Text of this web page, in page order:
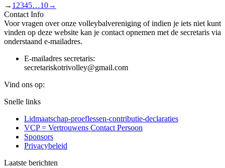
→ 1 2345…10→
Contact Info
Voor vragen over onze volleybalvereniging of indien je iets niet kunt
vinden op deze website kan je contact opnemen met de secretaris via
onderstaand e-mailadres.
E-mailadres secretaris:
secretariskotrivolley@gmail.com
Vind ons op:
Facebook
opens
new
window
X
opens
new
window
Linkedin
opens
new
window
Instagram
opens
new
window
Snelle links
Lidmaatschap-proeflessen-contributie-declaraties
VCP = Vertrouwens Contact Persoon
Sponsors
Privacybeleid
Laatste berichten